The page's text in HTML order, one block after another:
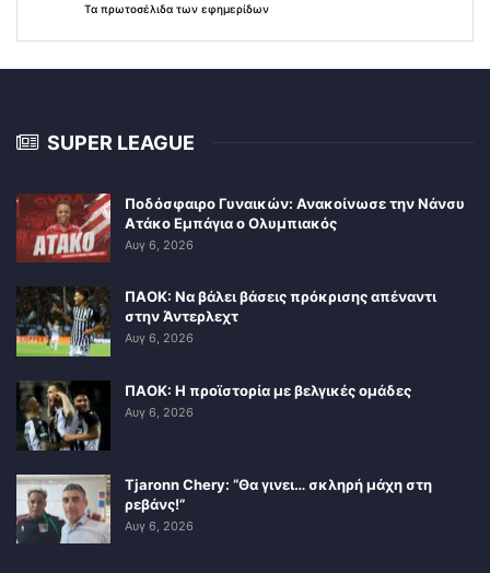
Τα πρωτοσέλιδα των εφημερίδων
SUPER LEAGUE
Ποδόσφαιρο Γυναικών: Ανακοίνωσε την Νάνσυ
Ατάκο Εμπάγια ο Ολυμπιακός
Αυγ 6, 2026
ΠΑΟΚ: Να βάλει βάσεις πρόκρισης απέναντι
στην Άντερλεχτ
Αυγ 6, 2026
ΠΑΟΚ: Η προϊστορία με βελγικές ομάδες
Αυγ 6, 2026
Tjaronn Chery: “Θα γινει… σκληρή μάχη στη
ρεβάνς!”
Αυγ 6, 2026